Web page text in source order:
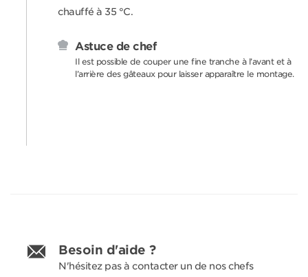
chauffé à 35 °C.
Astuce de chef
Il est possible de couper une fine tranche à l’avant et à
l’arrière des gâteaux pour laisser apparaître le montage.
Besoin d'aide ?
N'hésitez pas à contacter un de nos chefs